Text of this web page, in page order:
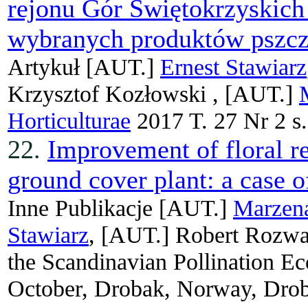
rejonu Gór
wybranych produktów
Artykuł[AUT.] Ernest Stawiarz
Krzysztof Kozłowski , [AUT.]
Horticulturae 2017 T. 27 Nr 2
22. Improvement of floral
ground cover plant: a case
Inne Publikacje [AUT.]
Stawiarz, [AUT.] Robert
the Scandinavian Pollination
October, Drobak, Norway,